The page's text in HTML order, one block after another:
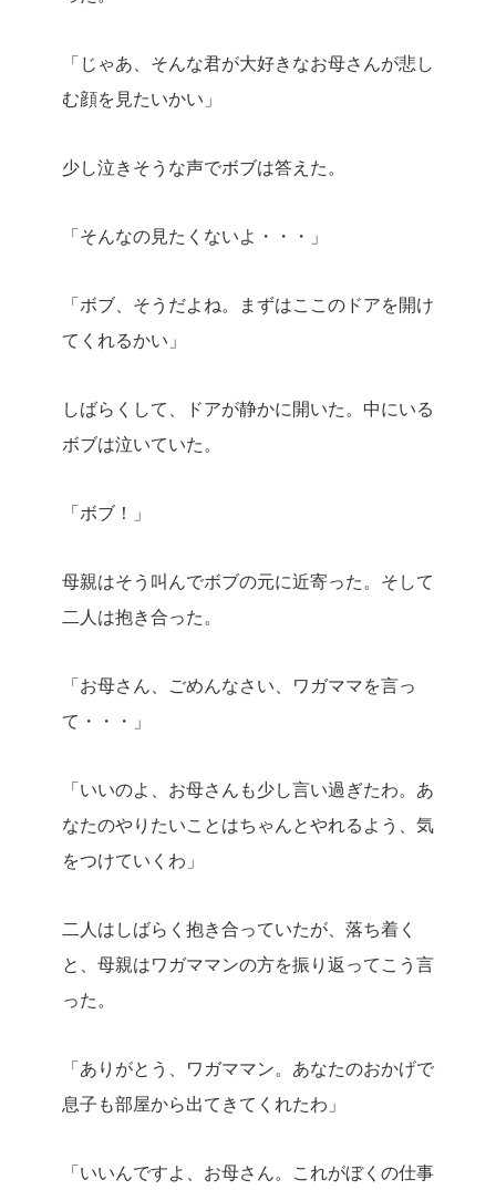
「じゃあ、そんな君が大好きなお母さんが悲し
む顔を見たいかい」
少し泣きそうな声でボブは答えた。
「そんなの見たくないよ・・・」
「ボブ、そうだよね。まずはここのドアを開け
てくれるかい」
しばらくして、ドアが静かに開いた。中にいる
ボブは泣いていた。
「ボブ！」
母親はそう叫んでボブの元に近寄った。そして
二人は抱き合った。
「お母さん、ごめんなさい、ワガママを言っ
て・・・」
「いいのよ、お母さんも少し言い過ぎたわ。あ
なたのやりたいことはちゃんとやれるよう、気
をつけていくわ」
二人はしばらく抱き合っていたが、落ち着く
と、母親はワガママンの方を振り返ってこう言
った。
「ありがとう、ワガママン。あなたのおかげで
息子も部屋から出てきてくれたわ」
「いいんですよ、お母さん。これがぼくの仕事